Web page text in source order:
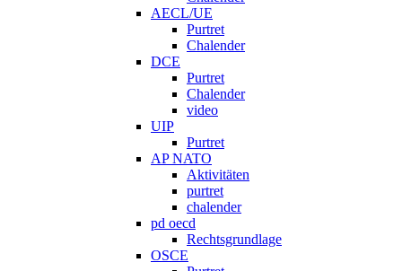
AECL/UE
Purtret
Chalender
DCE
Purtret
Chalender
video
UIP
Purtret
AP NATO
Aktivitäten
purtret
chalender
pd oecd
Rechtsgrundlage
OSCE